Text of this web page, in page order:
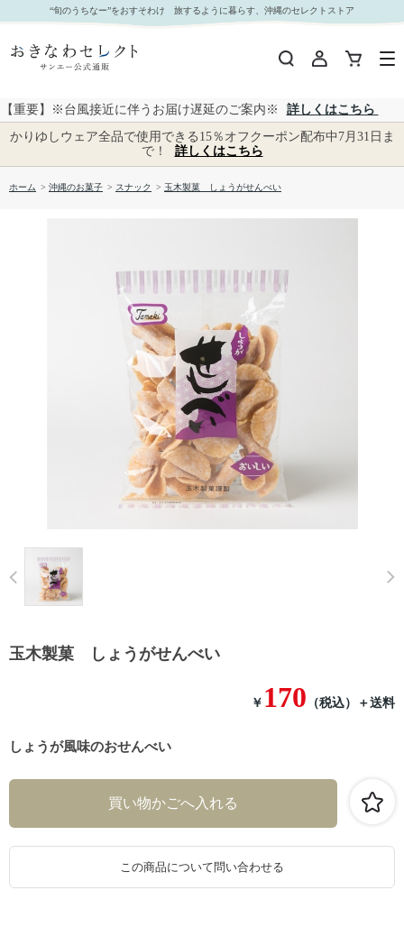
玉木製菓 しょうがせんべい｜おきなわセレクト サンエー公式通販
“旬のうちなー”をおすそわけ 旅するように暮らす、沖縄のセレクトストア
【重要】※台風接近に伴うお届け遅延のご案内※
詳しくはこちら
かりゆしウェア全品で使用できる15％オフクーポン配布中7月31日ま
で！
詳しくはこちら
ホーム > 沖縄のお菓子 > スナック > 玉木製菓 しょうがせんべい
Prev
玉木製菓 しょうがせんべい
しょうが風味のおせんべい
￥ 170 （税込） ＋送料
この商品について問い合わせる